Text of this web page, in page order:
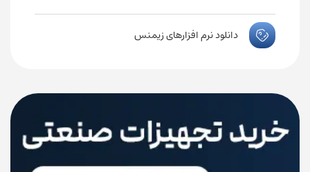
دانلود نرم افزارهای زیمنس